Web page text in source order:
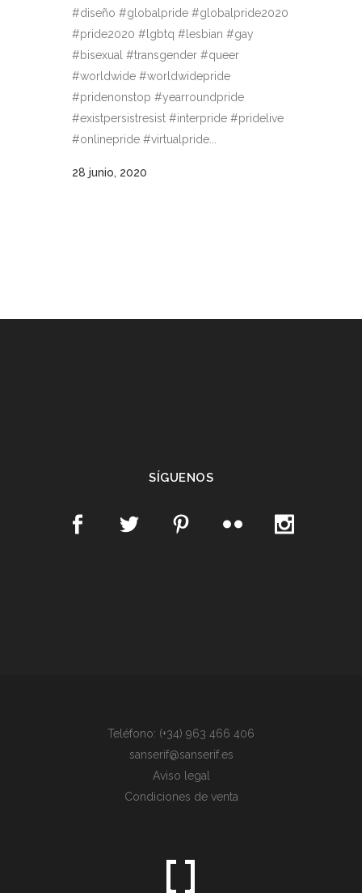
#diseño #globalpride #globalpride2020
#pride2020 #lgbtq #lesbian #gay
#bisexual #transgender #queer
#worldwide #worldwidepride
#pridenonstop #yearroundpride
#existpersistresist #interpride #pridelive
#onlinepride #virtualpride...
28 junio, 2020
SÍGUENOS
Teléfono: (+34) 963 466 406
sanserif@sanserif.es
Aviso legal
Condiciones de venta